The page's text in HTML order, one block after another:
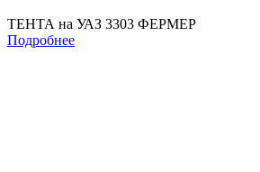
ТЕНТА на УАЗ 3303 ФЕРМЕР
Подробнее